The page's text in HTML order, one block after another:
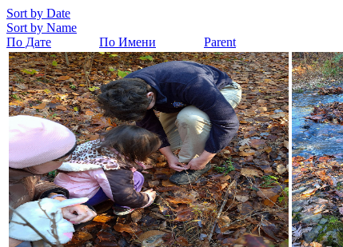
Sort by Date
Sort by Name
По Дате
По Имени Parent